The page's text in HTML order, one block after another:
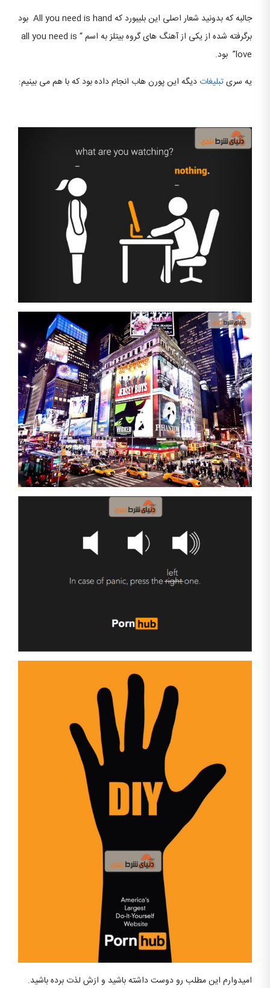
جالبه که بدونید شعار اصلی این بلیبورد که All you need is hand بود
برگرفته شده از یکی از آهنگ های گروه بیتلز به اسم “ all you need is
love” بود.
یه سریتبلیغات دیگه این پورن هاب انجام داده بود که با هم می بینیم:
امیدوارم این مطلب رو دوست داشته باشید و ازش لذت برده باشید.